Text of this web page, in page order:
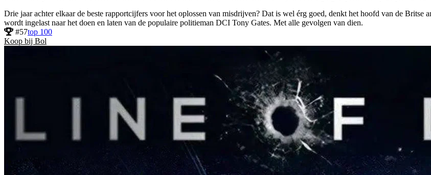
Drie jaar achter elkaar de beste rapportcijfers voor het oplossen van misdrijven? Dat is wel érg goed, denkt het hoofd van de
wordt ingelast naar het doen en laten van de populaire politieman DCI Tony Gates. Met alle gevolgen van dien.
#57top 100
Koop bij Bol